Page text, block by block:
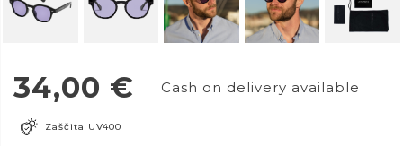
34,00 € Cash on delivery available
Zaščita UV400